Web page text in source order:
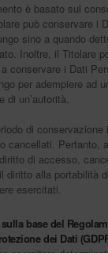
è basato sul
può conservare i
sino a quando
Inoltre, il Titolare
conservare i Dati
per adempiere ad
di un’autorità.
di conservazione
cancellati. Pertanto,
di accesso,
diritto alla portabilità
esercitati.
base del
dei Dati